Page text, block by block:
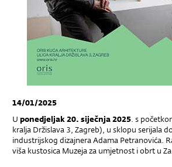
14/01/2025
U ponedjeljak 20. siječnja2025. s
kralja Držislava 3, Zagreb), u sklopu serijala
industrijskog dizajnera Adama Petranovića.
viša kustosica Muzeja za umjetnost i obrt u